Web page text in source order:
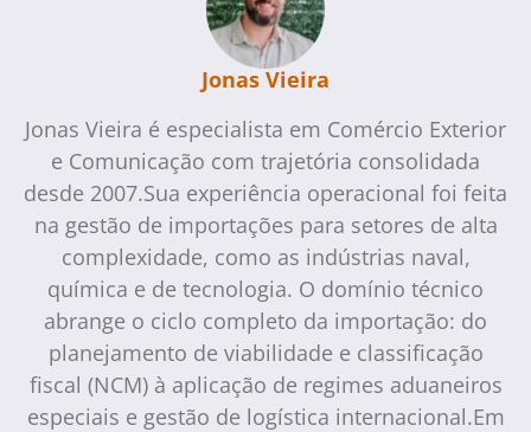
Jonas Vieira
Jonas Vieira é especialista em Comércio Exterior
e Comunicação com trajetória consolidada
desde 2007.Sua experiência operacional foi feita
na gestão de importações para setores de alta
complexidade, como as indústrias naval,
química e de tecnologia. O domínio técnico
abrange o ciclo completo da importação: do
planejamento de viabilidade e classificação
fiscal (NCM) à aplicação de regimes aduaneiros
especiais e gestão de logística internacional.Em